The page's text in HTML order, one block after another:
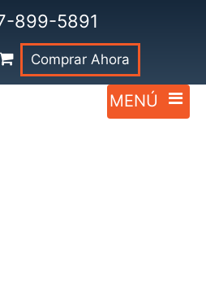
899-5891
Comprar Ahora